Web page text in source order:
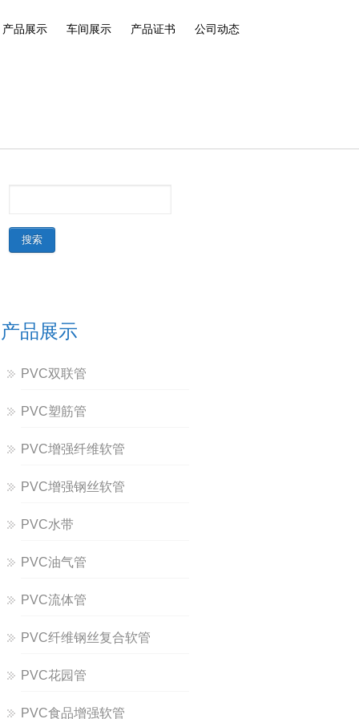
产品展示 车间展示 产品证书 公司动态
产品展示
PVC双联管
PVC塑筋管
PVC增强纤维软管
PVC增强钢丝软管
PVC水带
PVC油气管
PVC流体管
PVC纤维钢丝复合软管
PVC花园管
PVC食品增强软管